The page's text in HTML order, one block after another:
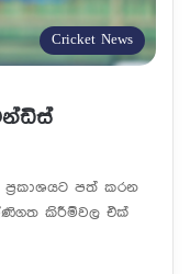
Cricket News
ප්‍රකාශයට පත් කරන
කිරීම්වල එක්